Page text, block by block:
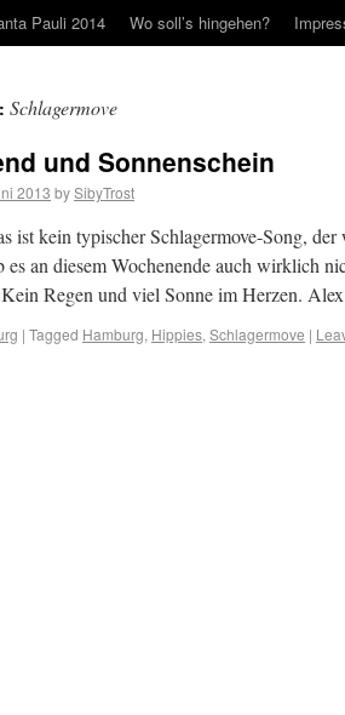
Pauli 2014 Wo soll’s hingehen?
Schlagermove
und Sonnenschein
2013 bySibyTrost
ist kein typischer Schlagermove-Song,
es an diesem Wochenende auch wirklich
Regen und viel Sonne im Herzen.
| Tagged Hamburg, Hippies, Schlagermove |